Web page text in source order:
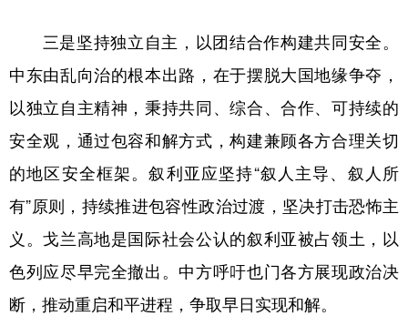
三是坚持独立自主，以团结合作构建共同安全。
中东由乱向治的根本出路，在于摆脱大国地缘争夺，
以独立自主精神，秉持共同、综合、合作、可持续的
安全观，通过包容和解方式，构建兼顾各方合理关切
的地区安全框架。叙利亚应坚持“叙人主导、叙人所
有”原则，持续推进包容性政治过渡，坚决打击恐怖主
义。戈兰高地是国际社会公认的叙利亚被占领土，以
色列应尽早完全撤出。中方呼吁也门各方展现政治决
断，推动重启和平进程，争取早日实现和解。